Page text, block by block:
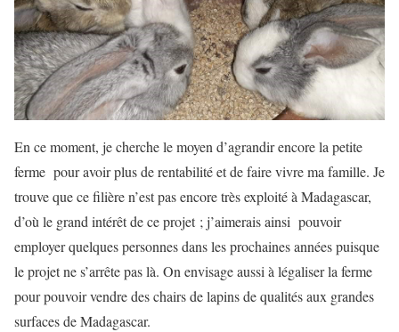
En ce moment, je cherche le moyen d’agrandir encore la petite
ferme pour avoir plus de rentabilité et de faire vivre ma famille. Je
trouve que ce filière n’est pas encore très exploité à Madagascar,
d’où le grand intérêt de ce projet ; j’aimerais ainsi pouvoir
employer quelques personnes dans les prochaines années puisque
le projet ne s’arrête pas là. On envisage aussi à légaliser la ferme
pour pouvoir vendre des chairs de lapins de qualités aux grandes
surfaces de Madagascar.